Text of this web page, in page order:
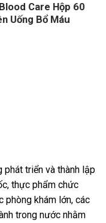
Care Hộp 60
Uống Bổ Máu
phát triển và thành lập
thực phẩm chức
phòng khám lớn, các
trong nước nhằm